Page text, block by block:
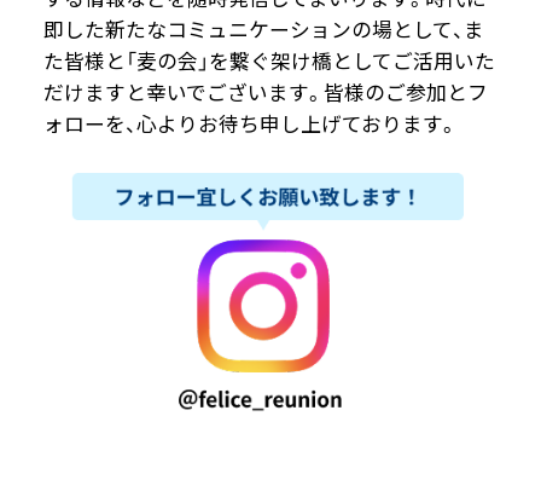
即した新たなコミュニケーションの場として、ま
た皆様と「麦の会」を繋ぐ架け橋としてご活用いた
だけますと幸いでございます。皆様のご参加とフ
ォローを、心よりお待ち申し上げております。